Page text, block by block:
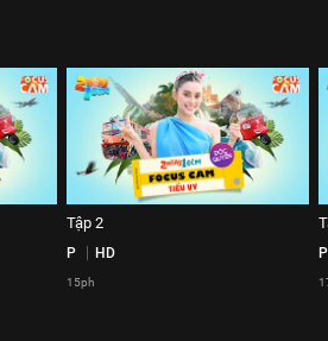
Tập 2
P HD
15ph
P